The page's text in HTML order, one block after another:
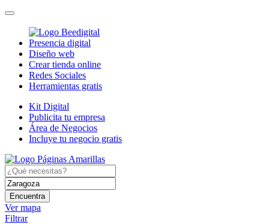
Presencia digital
Diseño web
Crear tienda online
Redes Sociales
Herramientas gratis
Kit Digital
Publicita tu empresa
Área de Negocios
Incluye tu negocio gratis
Encuentra
Ver mapa
Filtrar